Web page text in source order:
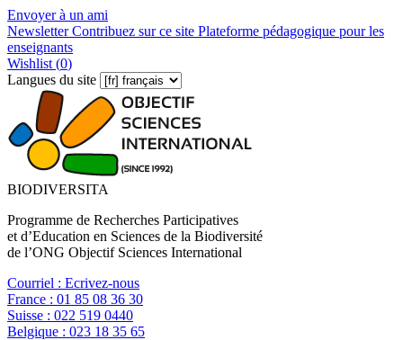
Envoyer à un ami
NewsletterContribuez sur ce site Plateforme pédagogique pour les
enseignants
Wishlist (0)
Langues du site
BIODIVERSITA
Programme de Recherches Participatives
et d’Education en Sciences de la Biodiversité
de l’ONG Objectif Sciences International
Courriel : Ecrivez-nous
France : 01 85 08 36 30
Suisse : 022 519 0440
Belgique : 023 18 35 65